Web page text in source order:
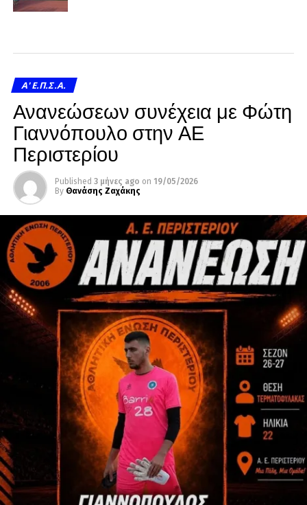
A' Ε.Π.Σ.Α.
Ανανεώσεων συνέχεια με Φώτη
Γιαννόπουλο στην ΑΕ
Περιστερίου
Published 3 μήνες ago on 19/05/2026
By Θανάσης Ζαχάκης